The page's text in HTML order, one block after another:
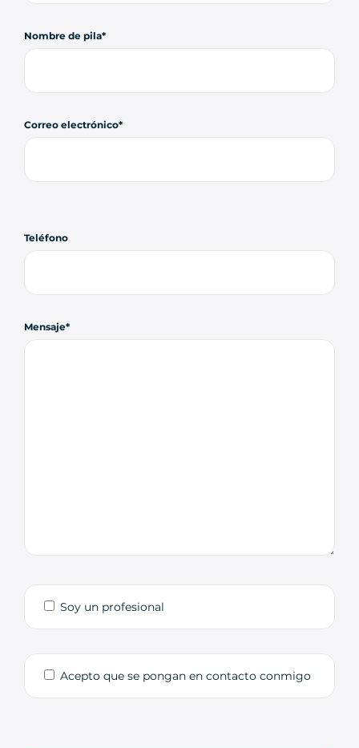
Nombre de pila
Correo electrónico
Teléfono
Mensaje
Soy un profesional
Acepto que se pongan en contacto conmigo